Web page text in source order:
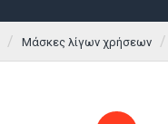
Μάσκες λίγων χρήσεων